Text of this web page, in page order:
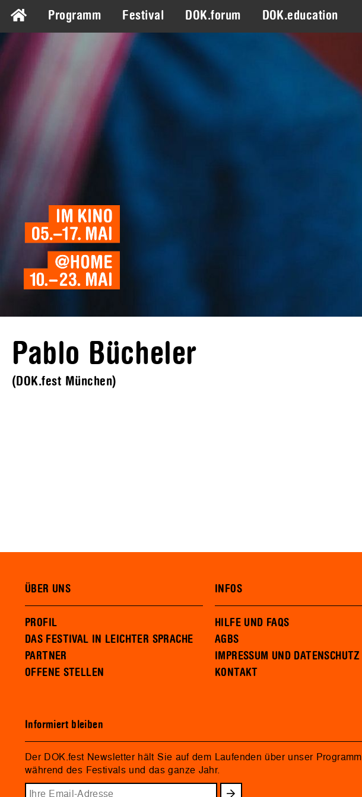
Programm Festival DOK.forum DOK.education
Pablo Bücheler
(DOK.fest München)
ÜBER UNS
PROFIL
DAS FESTIVAL IN LEICHTER SPRACHE
PARTNER
OFFENE STELLEN
INFOS
HILFE UND FAQS
AGBS
IMPRESSUM UND DATENSCHUTZ
KONTAKT
Informiert bleiben
Der DOK.fest Newsletter hält Sie auf dem Laufenden über unser Programm
während des Festivals und das ganze Jahr.